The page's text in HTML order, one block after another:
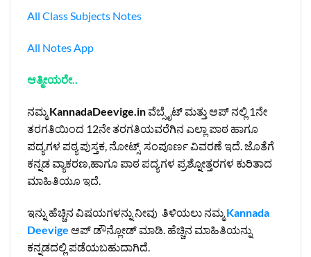
All Class Subjects Notes
All Notes App
ಆತ್ಮೀಯರೇ..
ನಮ್ಮKannadaDeevige.inವೆಬ್ಸೈಟ್ ಮತ್ತು ಆಪ್ ನಲ್ಲಿ 1ನೇ
ತರಗತಿಯಿಂದ 12ನೇ ತರಗತಿಯವರೆಗಿನ ಎಲ್ಲಾ ಪಾಠ ಹಾಗೂ
ಪದ್ಯಗಳ ಪಠ್ಯ ಪುಸ್ತಕ, ನೋಟ್ಸ್ ಸಂಪೂರ್ಣ ವಿವರಣೆ ಇದೆ. ಜೊತೆಗೆ
ಕನ್ನಡ ವ್ಯಾಕರಣ,ಹಾಗೂ ಪಾಠ ಪದ್ಯಗಳ ಪ್ರಶ್ನೋತ್ತರಗಳ ಕುರಿತಾದ
ಮಾಹಿತಿಯೂ ಇದೆ.
ಇನ್ನು ಹೆಚ್ಚಿನ ವಿಷಯಗಳನ್ನು ನೀವು ತಿಳಿಯಲು ನಮ್ಮ Kannada
Deevige ಆಪ್ ಡೌನ್ಲೋಡ್ ಮಾಡಿ. ಹೆಚ್ಚಿನ ಮಾಹಿತಿಯನ್ನು
ಕನ್ನಡದಲ್ಲಿ ಪಡೆಯಬಹುದಾಗಿದೆ.